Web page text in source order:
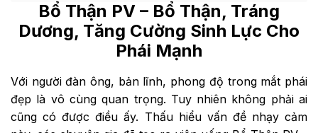
Bổ Thận PV – Bổ Thận, Tráng
Dương, Tăng Cường Sinh Lực Cho
Phái Mạnh
Với người đàn ông, bản lĩnh, phong độ trong mắt phái
đẹp là vô cùng quan trọng. Tuy nhiên không phải ai
cũng có được điều ấy. Thấu hiểu vấn đề nhạy cảm